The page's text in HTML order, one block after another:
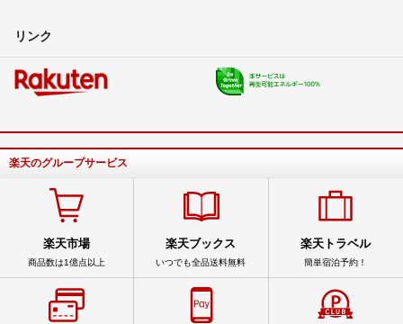
リンク
楽天のグループサービス
楽天市場
商品数は1億点以上
楽天ブックス
いつでも全品送料無料
楽天トラベル
簡単宿泊予約！